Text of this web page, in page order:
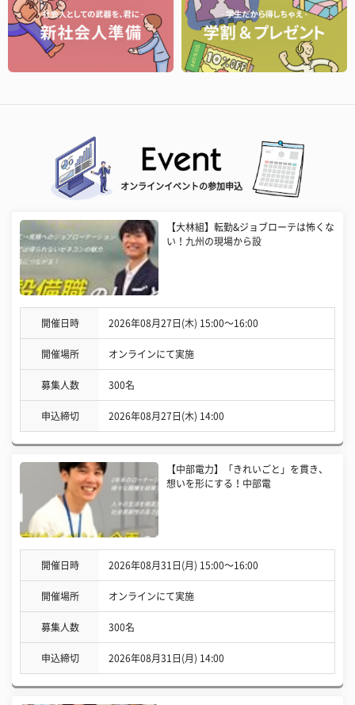
オンラインイベントの参加申込
【大林組】転勤&ジョブローテは怖くな
い！九州の現場から設
開催日時 2026年08月27日(木) 15:00〜16:00
開催場所 オンラインにて実施
募集人数 300名
申込締切 2026年08月27日(木) 14:00
【中部電力】「きれいごと」を貫き、
想いを形にする！中部電
開催日時 2026年08月31日(月) 15:00〜16:00
開催場所 オンラインにて実施
募集人数 300名
申込締切 2026年08月31日(月) 14:00